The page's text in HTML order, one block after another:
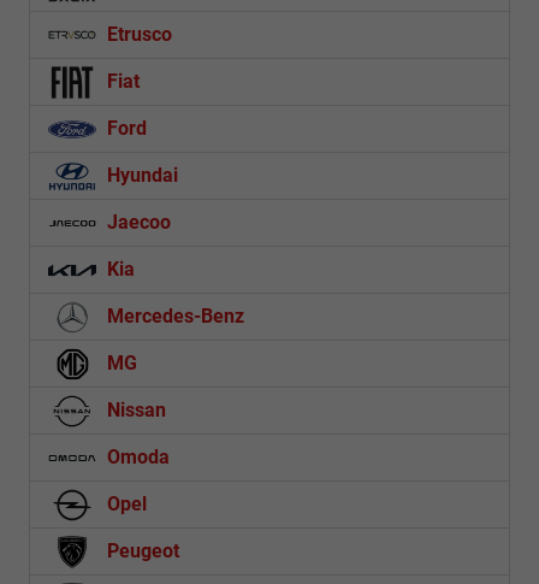
Etrusco
Fiat
Ford
Hyundai
Jaecoo
Kia
Mercedes-Benz
MG
Nissan
Omoda
Opel
Peugeot